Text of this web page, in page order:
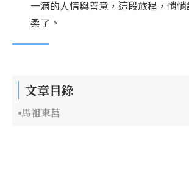
一滴的人情與善意，這段旅程，悄
柔了。
文章目錄
馬祖東莒